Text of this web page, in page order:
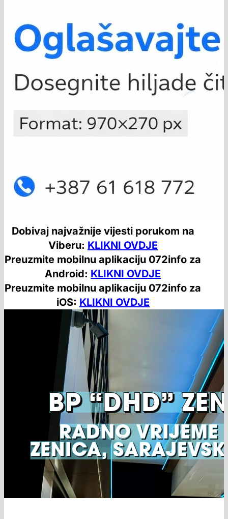
Dobivaj najvažnije vijesti porukom na
Viberu: KLIKNI OVDJE
Preuzmite mobilnu aplikaciju 072info za
Android: KLIKNI OVDJE
Preuzmite mobilnu aplikaciju 072info za
iOS: KLIKNI OVDJE